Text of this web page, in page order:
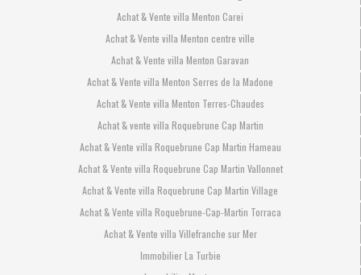
Achat & Vente villa Menton Carei
Achat & Vente villa Menton centre ville
Achat & Vente villa Menton Garavan
Achat & Vente villa Menton Serres de la Madone
Achat & Vente villa Menton Terres-Chaudes
Achat & vente villa Roquebrune Cap Martin
Achat & Vente villa Roquebrune Cap Martin Hameau
Achat & Vente villa Roquebrune Cap Martin Vallonnet
Achat & Vente villa Roquebrune Cap Martin Village
Achat & Vente villa Roquebrune-Cap-Martin Torraca
Achat & Vente villa Villefranche sur Mer
Immobilier La Turbie